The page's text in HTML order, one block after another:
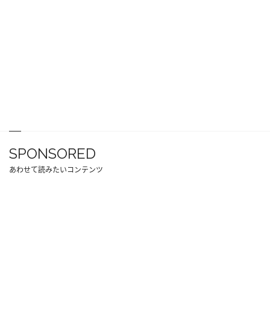
SPONSORED
あわせて読みたいコンテンツ